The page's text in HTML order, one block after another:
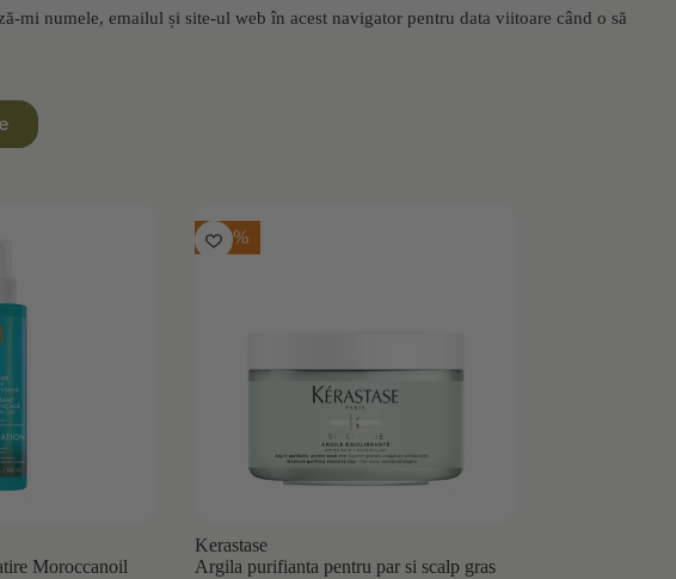
mi numele, emailul și site-ul web în acest navigator pentru data viitoare când o să
Moroccanoil
-10%
Kerastase
Argila purifianta pentru par si scalp gras